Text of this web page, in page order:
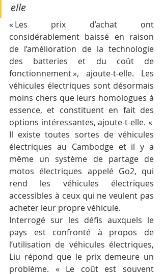
elle
« Les prix d’achat ont
considérablement baissé en raison
de l’amélioration de la technologie
des batteries et du coût de
fonctionnement », ajoute-t-elle. Les
véhicules électriques sont désormais
moins chers que leurs homologues à
essence, et constituent en fait des
options intéressantes, ajoute-t-elle. «
Il existe toutes sortes de véhicules
électriques au Cambodge et il y a
même un système de partage de
motos électriques appelé Go2, qui
rend les véhicules électriques
accessibles à ceux qui ne veulent pas
acheter leur propre véhicule.
Interrogé sur les défis auxquels le
pays est confronté à propos de
l’utilisation de véhicules électriques,
Liu répond que le prix demeure un
problème. « Le coût est souvent